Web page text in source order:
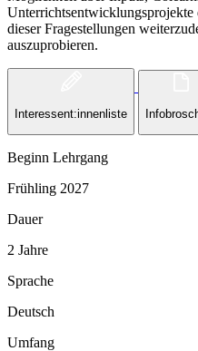
dieser Fragestellungen
auszuprobieren.
Interessent:innenliste
Beginn Lehrgang
Frühling 2027
Dauer
2 Jahre
Sprache
Deutsch
Umfang